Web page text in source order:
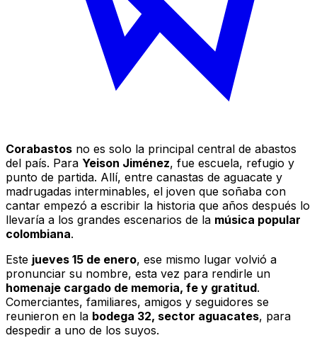
Corabastos no es solo la principal central de abastos
del país. Para Yeison Jiménez, fue escuela, refugio y
punto de partida. Allí, entre canastas de aguacate y
madrugadas interminables, el joven que soñaba con
cantar empezó a escribir la historia que años después lo
llevaría a los grandes escenarios de la música popular
colombiana.
Este jueves 15 de enero, ese mismo lugar volvió a
pronunciar su nombre, esta vez para rendirle un
homenaje cargado de memoria, fe y gratitud.
Comerciantes, familiares, amigos y seguidores se
reunieron en la bodega 32, sector aguacates, para
despedir a uno de los suyos.